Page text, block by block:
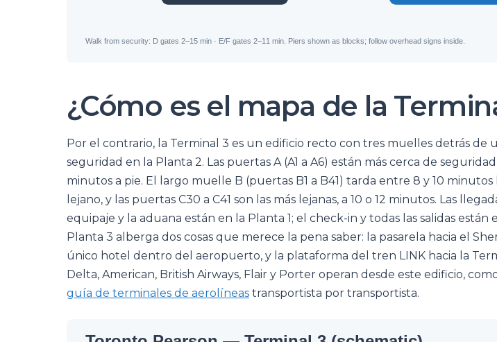
¿Cómo es el mapa de la
Por el contrario, la Terminal 3 es un edificio recto con tres muelles detrás de
seguridad en la Planta 2. Las puertas A (A1 a A6) están más cerca de
minutos a pie. El largo muelle B (puertas B1 a B41) tarda entre 8 y 10
lejano, y las puertas C30 a C41 son las más lejanas, a 10 o 12 minutos. Las
equipaje y la aduana están en la Planta 1; el check-in y todas las salidas están
Planta 3 alberga dos cosas que merece la pena saber: la pasarela hacia el
único hotel dentro del aeropuerto, y la plataforma del tren LINK hacia la
Delta, American, British Airways, Flair y Porter operan desde este edificio,
guía de terminales de aerolíneas transportista por transportista.